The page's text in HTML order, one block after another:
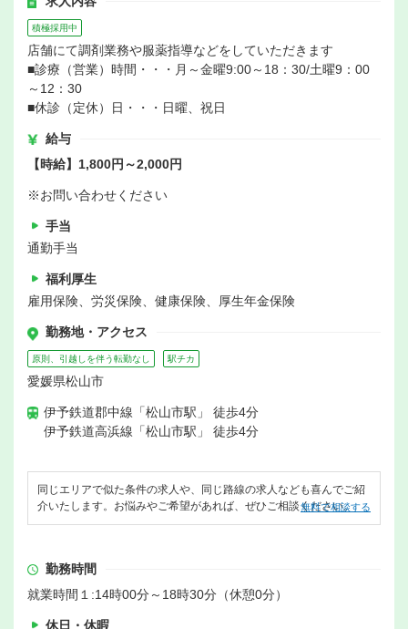
積極採用中
店舗にて調剤業務や服薬指導などをしていただきます
■診療（営業）時間・・・月～金曜9:00～18：30/土曜9：00
～12：30
■休診（定休）日・・・日曜、祝日
給与
【時給】1,800円～2,000円
※お問い合わせください
手当
通勤手当
福利厚生
雇用保険、労災保険、健康保険、厚生年金保険
勤務地・アクセス
原則、引越しを伴う転勤なし 駅チカ
愛媛県松山市
伊予鉄道郡中線「松山市駅」 徒歩4分
伊予鉄道高浜線「松山市駅」 徒歩4分
同じエリアで似た条件の求人や、同じ路線の求人なども喜んでご紹
介いたします。お悩みやご希望があれば、ぜひご相談ください。
無料で相談する
勤務時間
就業時間１:14時00分～18時30分（休憩0分）
休日・休暇